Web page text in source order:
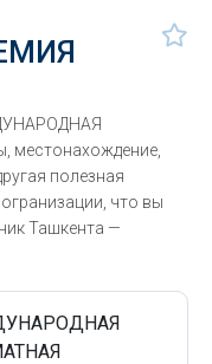
полезная
что вы
Ташкента —